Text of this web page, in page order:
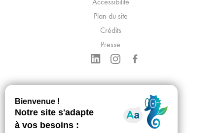
Plan du site
Crédits
Presse